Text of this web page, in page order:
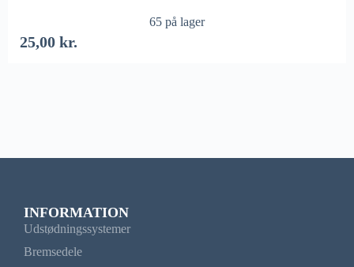
65 på lager
25,00 kr.
INFORMATION
Udstødningssystemer
Bremsedele